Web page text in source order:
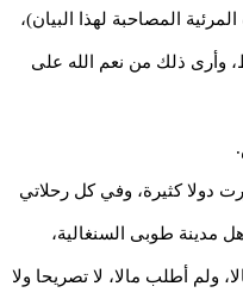
المصاحبة لهذا البيان)،
وأرى ذلك من نعم الله على
دولا كثيرة، وفي كل رحلاتي
مدينة طوبى السنغالية،
ولم أطلب مالا، لا تصريحا ولا